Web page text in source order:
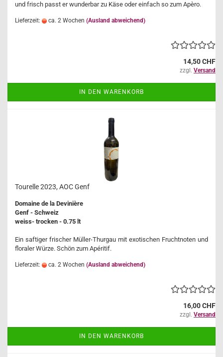
und frisch passt er wunderbar zu Käse oder einfach so zum Apèro.
Lieferzeit: ca. 2 Wochen (Ausland abweichend)
14,50 CHF
zzgl. Versand
IN DEN WARENKORB
Tourelle 2023, AOC Genf
Domaine de la Devinière
Genf - Schweiz
weiss- trocken - 0.75 lt
Ein saftiger frischer Müller-Thurgau mit exotischen Fruchtnoten und
floraler Würze. Schön zum Apéritif.
Lieferzeit: ca. 2 Wochen (Ausland abweichend)
16,00 CHF
zzgl. Versand
IN DEN WARENKORB